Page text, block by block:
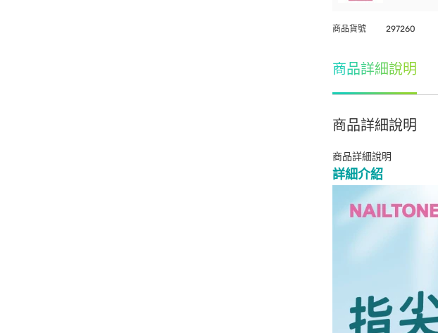
商品貨號 297260
商品詳細說明
商品詳細說明
商品詳細說明
詳細介紹